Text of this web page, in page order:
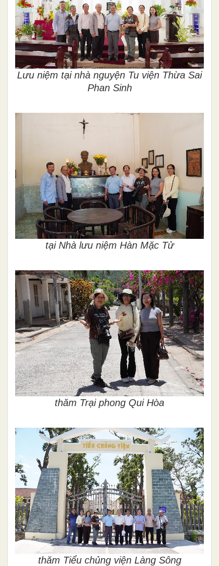
Lưu niệm tại nhà nguyện Tu viện Thừa Sai
Phan Sinh
tại Nhà lưu niệm Hàn Mặc Tử
thăm Trại phong Qui Hòa
thăm Tiểu chủng viện Làng Sông